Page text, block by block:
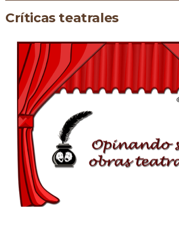
Críticas teatrales